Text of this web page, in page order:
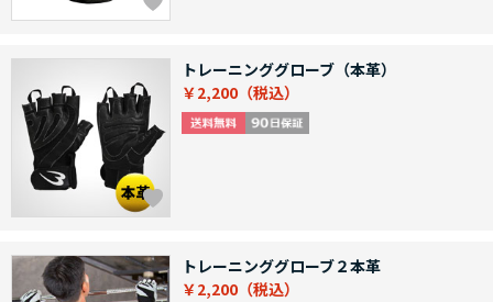
トレーニンググローブ（本革）
￥2,200
トレーニンググローブ２本革
￥2,200